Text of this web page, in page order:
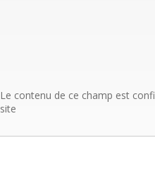
Le contenu de ce champ est
site